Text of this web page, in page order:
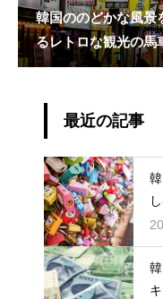
韓国ののどかな風景
るレトロな観光の馬
最近の記事